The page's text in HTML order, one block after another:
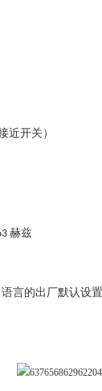
近开关）
赫兹
语言的出厂默认设